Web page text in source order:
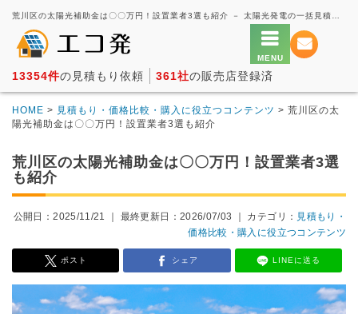
13354件の見積もり依頼 361社の販売店登録済
HOME > 見積もり・価格比較・購入に役立つコンテンツ > 荒川区の太
陽光補助金は〇〇万円！設置業者3選も紹介
荒川区の太陽光補助金は〇〇万円！設置業者3選
も紹介
公開日：2025/11/21 ｜ 最終更新日：2026/07/03 ｜ カテゴリ： 見積もり・
価格比較・購入に役立つコンテンツ
ポスト シェア LINEに送る